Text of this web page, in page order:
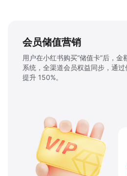
直播带货边看边买
商家或达人直播时挂载有赞小程序
看边买，叠加秒杀、满减等玩法
35%，退款率低于 5%。